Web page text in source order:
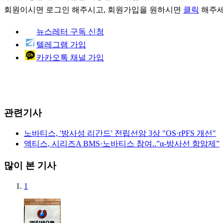
회원이시면 로그인 해주시고, 회원가입을 원하시면 클릭 해주
뉴스레터 구독 신청
텔레그램 가입
카카오톡 채널 가입
관련기사
노바티스, '방사성 리간드' 전립선암 3상 "OS·rPFS 개선"
액티스, 시리즈A BMS·노바티스 참여..”α-방사선 항암제”
많이 본 기사
1